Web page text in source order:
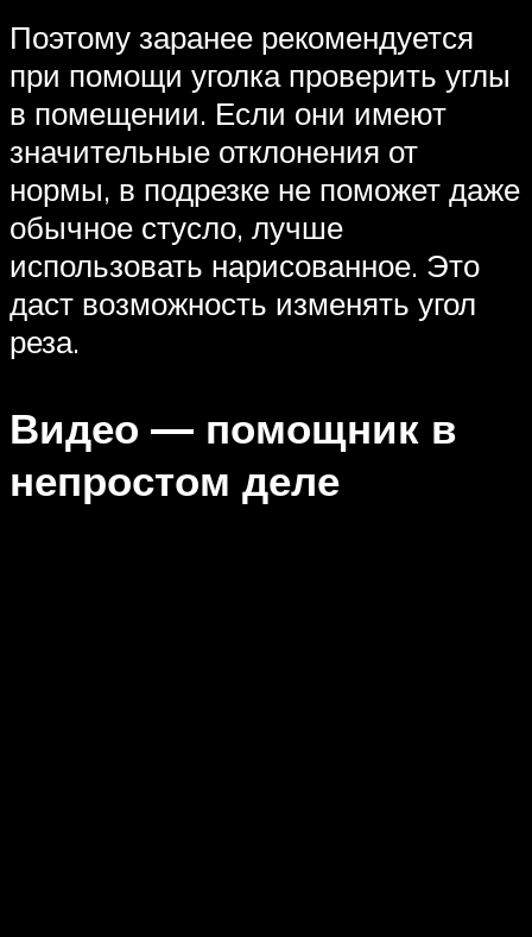
Поэтому заранее рекомендуется
при помощи уголка проверить углы
в помещении. Если они имеют
значительные отклонения от
нормы, в подрезке не поможет даже
обычное стусло, лучше
использовать нарисованное. Это
даст возможность изменять угол
реза.
Видео — помощник в
непростом деле